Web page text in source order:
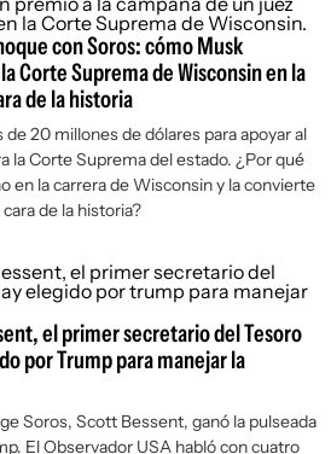
con Soros: cómo Musk
Corte Suprema de Wisconsin en la
de la historia
20 millones de dólares para apoyar al
la Corte Suprema del estado. ¿Por qué
en la carrera de Wisconsin y la convierte
de la historia?
el primer secretario del Tesoro
por Trump para manejar la
Soros, Scott Bessent, ganó la pulseada
El Observador USA habló con cuatro